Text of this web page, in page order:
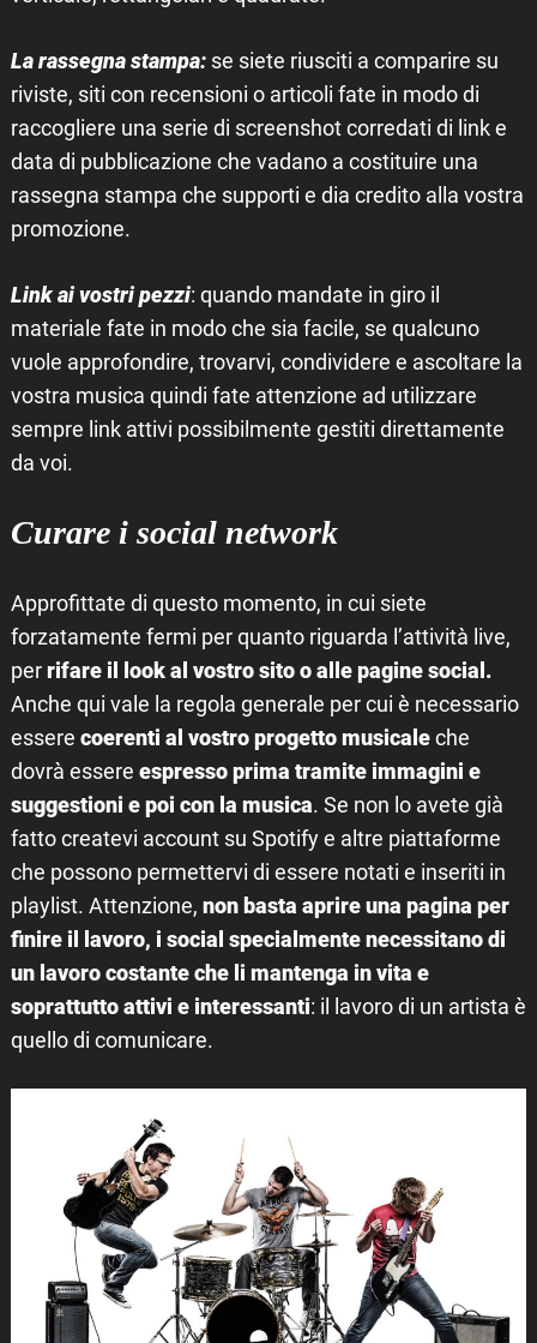
La rassegna stampa: se siete riusciti a comparire su
riviste, siti con recensioni o articoli fate in modo di
raccogliere una serie di screenshot corredati di link e
data di pubblicazione che vadano a costituire una
rassegna stampa che supporti e dia credito alla vostra
promozione.
Link ai vostri pezzi: quando mandate in giro il
materiale fate in modo che sia facile, se qualcuno
vuole approfondire, trovarvi, condividere e ascoltare la
vostra musica quindi fate attenzione ad utilizzare
sempre link attivi possibilmente gestiti direttamente
da voi.
Curare i social network
Approfittate di questo momento, in cui siete
forzatamente fermi per quanto riguarda l’attività live,
perrifare il look al vostro sito o alle pagine social.
Anche qui vale la regola generale per cui è necessario
essere coerenti al vostro progetto musicaleche
dovrà essere espresso prima tramite immagini e
suggestioni e poi con la musica. Se non lo avete già
fatto createvi account su Spotify e altre piattaforme
che possono permettervi di essere notati e inseriti in
playlist. Attenzione, non basta aprire una pagina per
finire il lavoro, i social specialmente necessitano di
un lavoro costante che li mantenga in vita e
soprattutto attivi e interessanti: il lavoro di un artista è
quello di comunicare.